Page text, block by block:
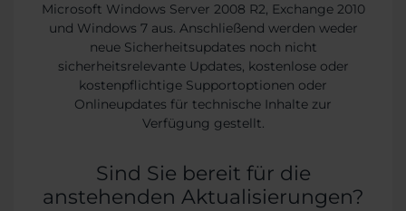
Microsoft Windows Server 2008 R2, Exchange 2010
und Windows 7 aus. Anschließend werden weder
neue Sicherheitsupdates noch nicht
sicherheitsrelevante Updates, kostenlose oder
kostenpflichtige Supportoptionen oder
Onlineupdates für technische Inhalte zur
Verfügung gestellt.
Sind Sie bereit für die
anstehenden Aktualisierungen?